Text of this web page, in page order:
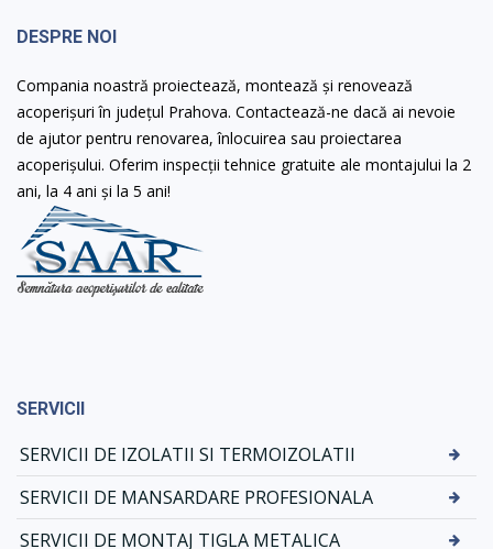
DESPRE NOI
Compania noastră proiectează, montează și renovează
acoperișuri în județul Prahova. Contactează-ne dacă ai nevoie
de ajutor pentru renovarea, înlocuirea sau proiectarea
acoperișului. Oferim inspecții tehnice gratuite ale montajului la 2
ani, la 4 ani și la 5 ani!
SERVICII
SERVICII DE IZOLATII SI TERMOIZOLATII
SERVICII DE MANSARDARE PROFESIONALA
SERVICII DE MONTAJ TIGLA METALICA